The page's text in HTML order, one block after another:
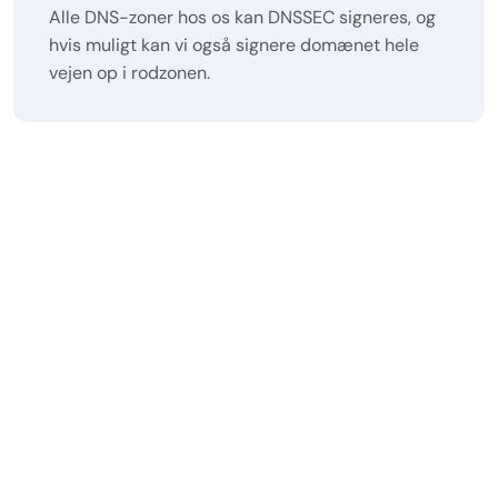
Alle DNS-zoner hos os kan DNSSEC signeres, og
hvis muligt kan vi også signere domænet hele
vejen op i rodzonen.